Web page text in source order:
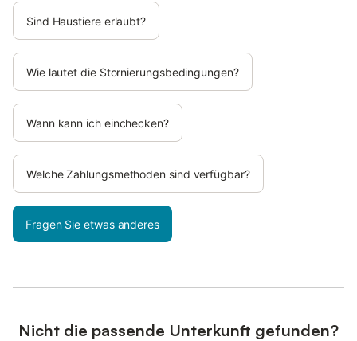
Sind Haustiere erlaubt?
Wie lautet die Stornierungsbedingungen?
Wann kann ich einchecken?
Welche Zahlungsmethoden sind verfügbar?
Fragen Sie etwas anderes
Nicht die passende Unterkunft gefunden?